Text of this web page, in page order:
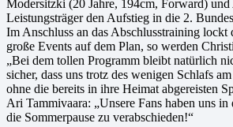
Modersitzki (20 Jahre, 194cm, Forward)
Leistungsträger den Aufstieg in die 2.
Im Anschluss an das Abschlusstraining
große Events auf dem Plan, so werden
„Bei dem tollen Programm bleibt natürlich
sicher, dass uns trotz des wenigen Schlafs
ohne die bereits in ihre Heimat abgereisten
Ari Tammivaara: „Unsere Fans haben uns
die Sommerpause zu verabschieden!“